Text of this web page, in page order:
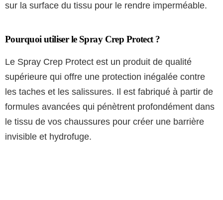
sur la surface du tissu pour le rendre imperméable.
Pourquoi utiliser le Spray Crep Protect ?
Le Spray Crep Protect est un produit de qualité
supérieure qui offre une protection inégalée contre
les taches et les salissures. Il est fabriqué à partir de
formules avancées qui pénètrent profondément dans
le tissu de vos chaussures pour créer une barrière
invisible et hydrofuge.